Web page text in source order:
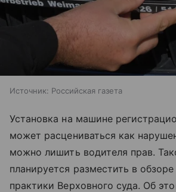
Источник: Российская газета
Установка на машине
может расцениваться как
можно лишить водителя прав.
планируется разместить в
практики Верховного суда. Об